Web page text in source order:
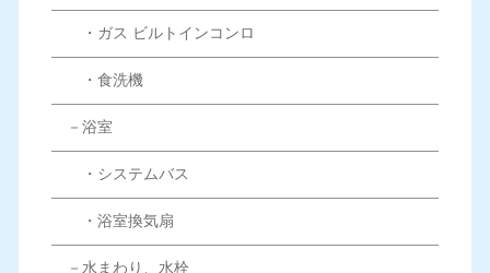
・ガス ビルトインコンロ
・食洗機
－浴室
・システムバス
・浴室換気扇
－水まわり、水栓